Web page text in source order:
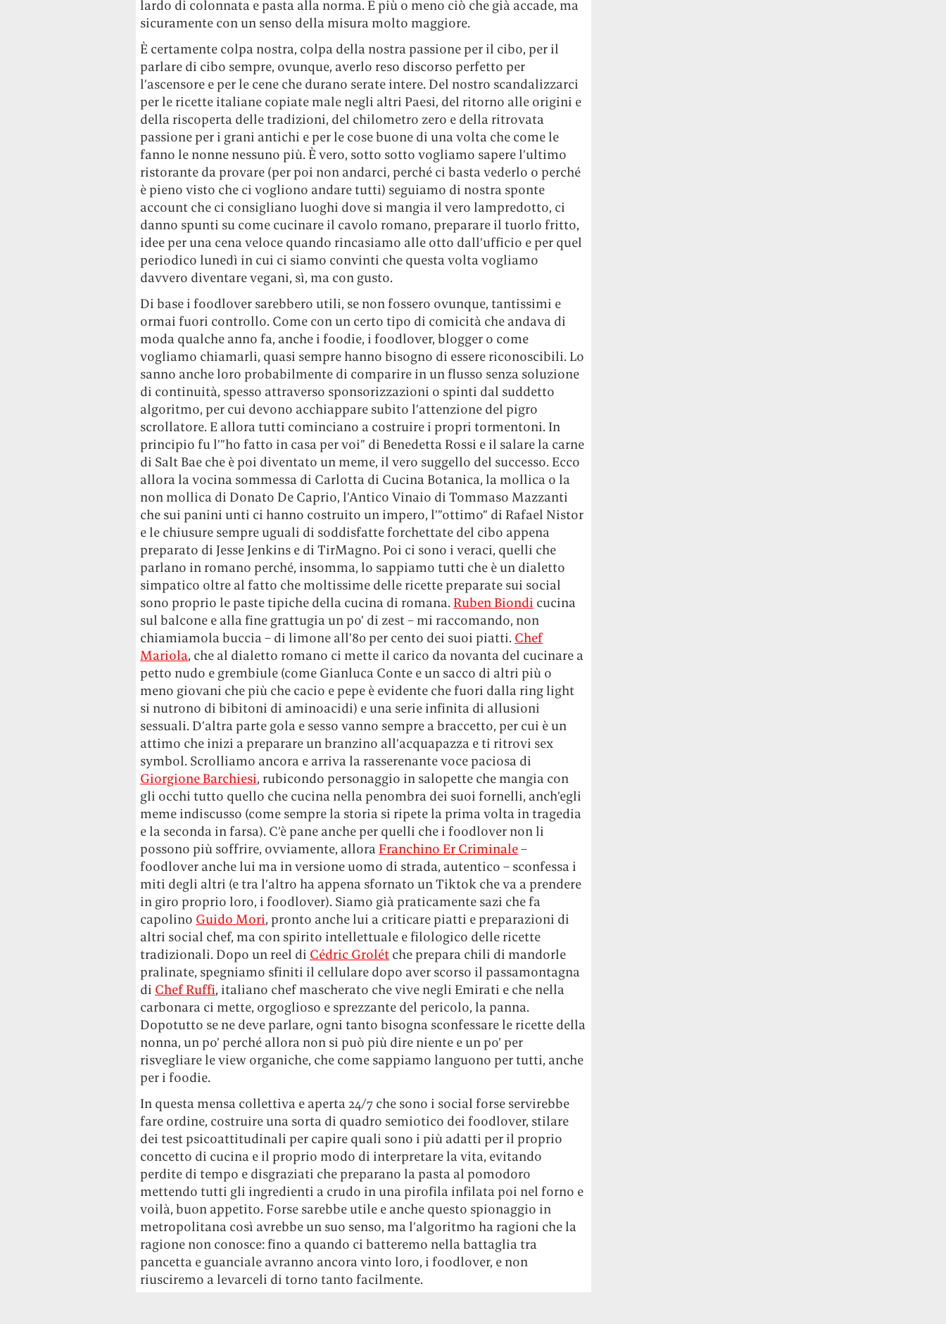
lardo di colonnata e pasta alla norma. È più o meno ciò che già accade, ma
sicuramente con un senso della misura molto maggiore.
È certamente colpa nostra, colpa della nostra passione per il cibo, per il
parlare di cibo sempre, ovunque, averlo reso discorso perfetto per
l’ascensore e per le cene che durano serate intere. Del nostro scandalizzarci
per le ricette italiane copiate male negli altri Paesi, del ritorno alle origini e
della riscoperta delle tradizioni, del chilometro zero e della ritrovata
passione per i grani antichi e per le cose buone di una volta che come le
fanno le nonne nessuno più. È vero, sotto sotto vogliamo sapere l’ultimo
ristorante da provare (per poi non andarci, perché ci basta vederlo o perché
è pieno visto che ci vogliono andare tutti) seguiamo di nostra sponte
account che ci consigliano luoghi dove si mangia il vero lampredotto, ci
danno spunti su come cucinare il cavolo romano, preparare il tuorlo fritto,
idee per una cena veloce quando rincasiamo alle otto dall’ufficio e per quel
periodico lunedì in cui ci siamo convinti che questa volta vogliamo
davvero diventare vegani, sì, ma con gusto.
Di base i foodlover sarebbero utili, se non fossero ovunque, tantissimi e
ormai fuori controllo. Come con un certo tipo di comicità che andava di
moda qualche anno fa, anche i foodie, i foodlover, blogger o come
vogliamo chiamarli, quasi sempre hanno bisogno di essere riconoscibili. Lo
sanno anche loro probabilmente di comparire in un flusso senza soluzione
di continuità, spesso attraverso sponsorizzazioni o spinti dal suddetto
algoritmo, per cui devono acchiappare subito l’attenzione del pigro
scrollatore. E allora tutti cominciano a costruire i propri tormentoni. In
principio fu l’”ho fatto in casa per voi” di Benedetta Rossi e il salare la carne
di Salt Bae che è poi diventato un meme, il vero suggello del successo. Ecco
allora la vocina sommessa di Carlotta di Cucina Botanica, la mollica o la
non mollica di Donato De Caprio, l’Antico Vinaio di Tommaso Mazzanti
che sui panini unti ci hanno costruito un impero, l’”ottimo” di Rafael Nistor
e le chiusure sempre uguali di soddisfatte forchettate del cibo appena
preparato di Jesse Jenkins e di TirMagno. Poi ci sono i veraci, quelli che
parlano in romano perché, insomma, lo sappiamo tutti che è un dialetto
simpatico oltre al fatto che moltissime delle ricette preparate sui social
sono proprio le paste tipiche della cucina di romana. Ruben Biondi cucina
sul balcone e alla fine grattugia un po’ di zest – mi raccomando, non
chiamiamola buccia – di limone all’80 per cento dei suoi piatti. Chef
Mariola, che al dialetto romano ci mette il carico da novanta del cucinare a
petto nudo e grembiule (come Gianluca Conte e un sacco di altri più o
meno giovani che più che cacio e pepe è evidente che fuori dalla ring light
si nutrono di bibitoni di aminoacidi) e una serie infinita di allusioni
sessuali. D’altra parte gola e sesso vanno sempre a braccetto, per cui è un
attimo che inizi a preparare un branzino all’acquapazza e ti ritrovi sex
symbol. Scrolliamo ancora e arriva la rasserenante voce paciosa di
Giorgione Barchiesi, rubicondo personaggio in salopette che mangia con
gli occhi tutto quello che cucina nella penombra dei suoi fornelli, anch’egli
meme indiscusso (come sempre la storia si ripete la prima volta in tragedia
e la seconda in farsa). C’è pane anche per quelli che i foodlover non li
possono più soffrire, ovviamente, allora Franchino Er Criminale–
foodlover anche lui ma in versione uomo di strada, autentico – sconfessa i
miti degli altri (e tra l’altro ha appena sfornato un Tiktok che va a prendere
in giro proprio loro, i foodlover). Siamo già praticamente sazi che fa
capolino Guido Mori, pronto anche lui a criticare piatti e preparazioni di
altri social chef, ma con spirito intellettuale e filologico delle ricette
tradizionali. Dopo un reel di Cédric Grolét che prepara chili di mandorle
pralinate, spegniamo sfiniti il cellulare dopo aver scorso il passamontagna
di Chef Ruffi, italiano chef mascherato che vive negli Emirati e che nella
carbonara ci mette, orgoglioso e sprezzante del pericolo, la panna.
Dopotutto se ne deve parlare, ogni tanto bisogna sconfessare le ricette della
nonna, un po’ perché allora non si può più dire niente e un po’ per
risvegliare le view organiche, che come sappiamo languono per tutti, anche
per i foodie.
In questa mensa collettiva e aperta 24/7 che sono i social forse servirebbe
fare ordine, costruire una sorta di quadro semiotico dei foodlover, stilare
dei test psicoattitudinali per capire quali sono i più adatti per il proprio
concetto di cucina e il proprio modo di interpretare la vita, evitando
perdite di tempo e disgraziati che preparano la pasta al pomodoro
mettendo tutti gli ingredienti a crudo in una pirofila infilata poi nel forno e
voilà, buon appetito. Forse sarebbe utile e anche questo spionaggio in
metropolitana così avrebbe un suo senso, ma l’algoritmo ha ragioni che la
ragione non conosce: fino a quando ci batteremo nella battaglia tra
pancetta e guanciale avranno ancora vinto loro, i foodlover, e non
riusciremo a levarceli di torno tanto facilmente.